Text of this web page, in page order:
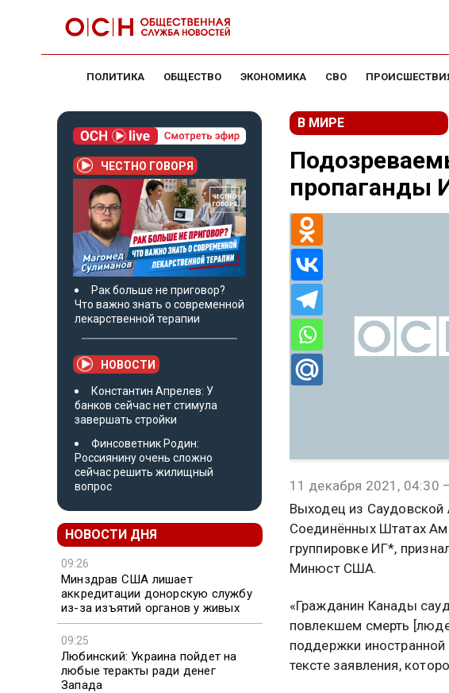
ПОЛИТИКА ОБЩЕСТВО ЭКОНОМИКА СВО
ЧЕСТНО ГОВОРЯ
Рак больше не приговор?
Что важно знать о современной
лекарственной терапии
НОВОСТИ
Константин Апрелев: У
банков сейчас нет стимула
завершать стройки
Финсоветник Родин:
Россиянину очень сложно
сейчас решить жилищный
вопрос
НОВОСТИ ДНЯ
09:26
Минздрав США лишает
аккредитации донорскую службу
из-за изъятий органов у живых
09:25
Любинский: Украина пойдет на
любые теракты ради денег
Запада
В МИРЕ
пропаганды
11 декабря 2021, 04:30
Выходец из
Соединённых Штатах
группировке ИГ*,
Минюст США.
«Гражданин Канады
повлекшем смерть
поддержки иностранной
тексте заявления,